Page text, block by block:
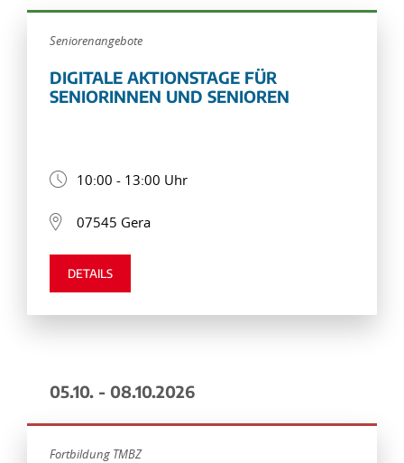
Seniorenangebote
DIGITALE AKTIONSTAGE FÜR
SENIORINNEN UND SENIOREN
10:00 - 13:00 Uhr
07545 Gera
DETAILS
05.10. - 08.10.2026
Fortbildung TMBZ